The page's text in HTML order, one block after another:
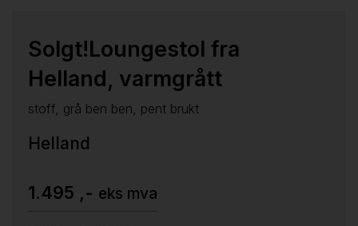
Solgt!Loungestol fra
Helland, varmgrått
stoff, grå ben ben, pent brukt
Helland
1.495 ,- eks mva